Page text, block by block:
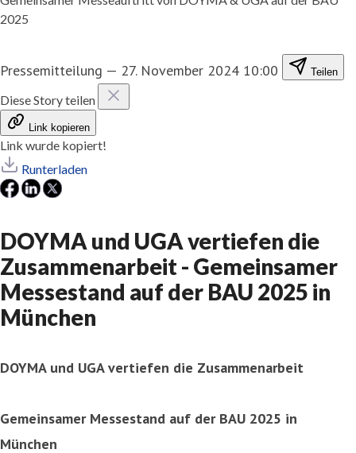
2025
Pressemitteilung — 27. November 2024 10:00 Teilen
Diese Story teilen
Link kopieren
Link wurde kopiert!
Runterladen
DOYMA und UGA vertiefen die
Zusammenarbeit - Gemeinsamer
Messestand auf der BAU 2025 in
München
DOYMA und UGA vertiefen die Zusammenarbeit
Gemeinsamer Messestand auf der BAU 2025 in
München